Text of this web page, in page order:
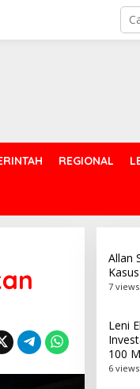
REGIONAL
Allan
7 views
Leni
100
6 views